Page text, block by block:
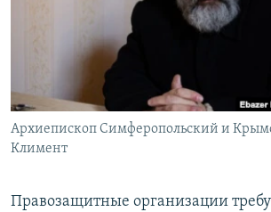
ПРОПАВШИЕ БЕЗ ВЕСТИ
ПОБЕДИТЕЛЕЙ НЕ СУДЯТ?
КРЫМ.НЕПОКОРЕННЫЙ
ELIFBE
УКРАИНСКАЯ ПРОБЛЕМА КРЫМА
ПРИСОЕДИНЯЙТЕСЬ!
Архиепископ Симферопольский и
Климент
Правозащитные организации